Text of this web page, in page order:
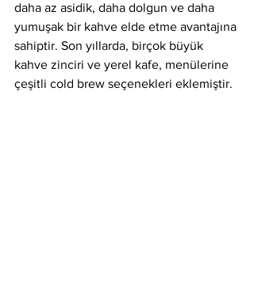
daha az asidik, daha dolgun ve daha
yumuşak bir kahve elde etme avantajına
sahiptir. Son yıllarda, birçok büyük
kahve zinciri ve yerel kafe, menülerine
çeşitli cold brew seçenekleri eklemiştir.